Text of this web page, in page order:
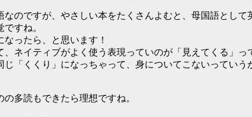
のですが、やさしい本をたくさんよむと、母国語とし
すね。
ったら、と思います！
ネイティブがよく使う表現っていのが「見えてくる」っ
「くくり」になっちゃって、身についてこないっていう
多読もできたら理想ですね。